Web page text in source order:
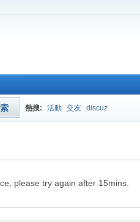
熱搜: 活動 交友 discuz
please try again after 15mins.